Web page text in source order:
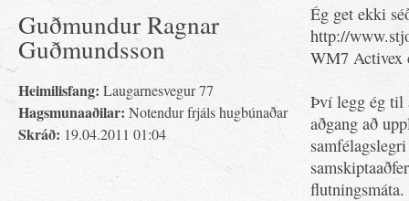
Guðmundur Ragnar
Guðmundsson
Heimilisfang: Laugarnesvegur 77
Hagsmunaaðilar: Notendur frjáls hugbúnaðar
Skráð: 19.04.2011 01:04
Ég get ekki
http://
WM7 Activex
Því legg ég til
aðgang að
flutningsmáta.